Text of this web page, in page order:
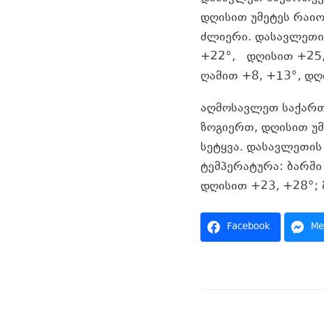
დღისით უმეტეს
ძლიერი.
+22°, დღისით
ღამით +8, +13°,
აღმოსავლეთ
ზოგიერთ, დღისით
სეტყვა.
ტემპერატურა:
დღისით +23, +28°;
Facebook